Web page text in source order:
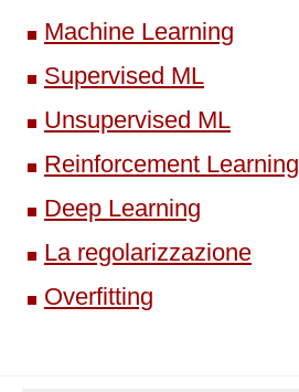
Machine Learning
Supervised ML
Unsupervised ML
Reinforcement Learning
Deep Learning
La regolarizzazione
Overfitting